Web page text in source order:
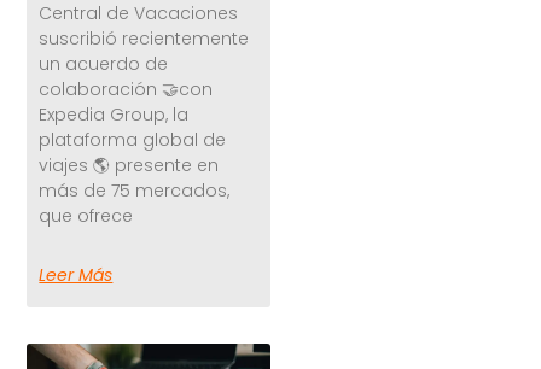
Central de Vacaciones
suscribió recientemente
un acuerdo de
colaboración 🤝con
Expedia Group, la
plataforma global de
viajes 🌎 presente en
más de 75 mercados,
que ofrece
Leer Más